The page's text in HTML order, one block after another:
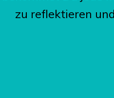
zu reflektieren